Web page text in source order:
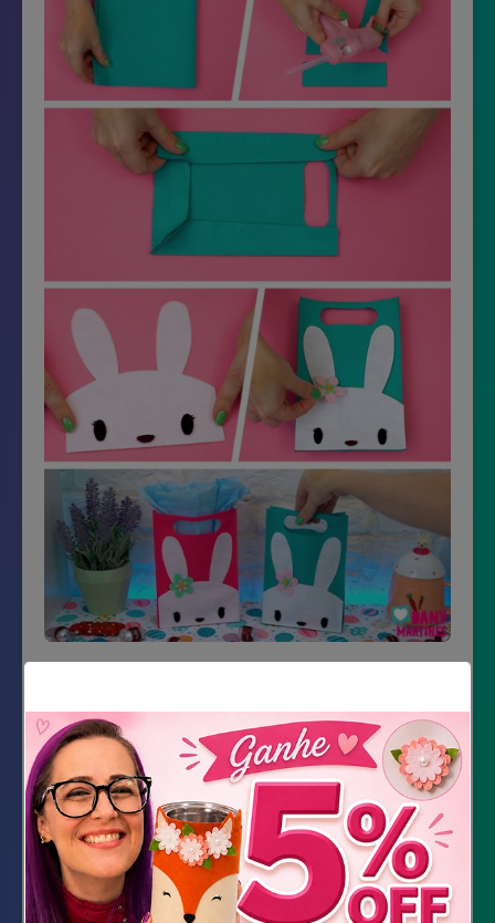
Material Necessário
Feltro Verde, branco, rosa, amarelo, preto e
vinho
Impressão do molde